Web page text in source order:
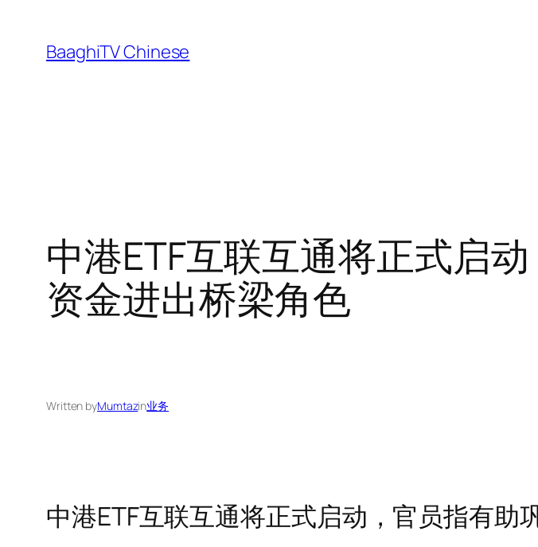
content
BaaghiTV Chinese
中港ETF互联互通将正式启
资金进出桥梁角色
Written byMumtazin业务
中港ETF互联互通将正式启动，官员指有助